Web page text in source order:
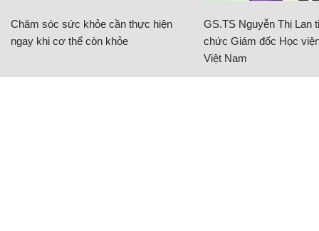
Chăm sóc sức khỏe cần thực hiện
ngay khi cơ thể còn khỏe
GS.TS Nguyễn Thị Lan
chức Giám đốc Học
Việt Nam